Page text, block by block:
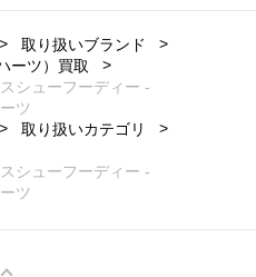
取り扱いブランド
ーツ）買取
シューフーディー -
ツ
取り扱いカテゴリ
シューフーディー -
ツ